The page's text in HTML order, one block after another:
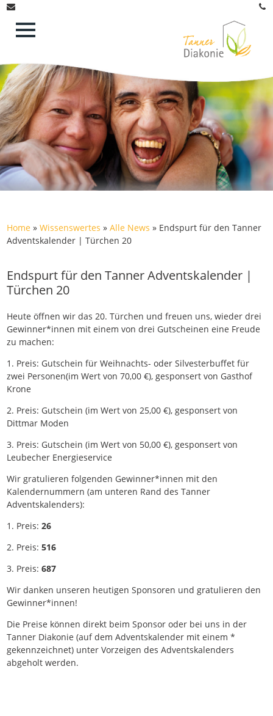
Home »Wissenswertes »Alle News » Endspurt für den Tanner
Adventskalender | Türchen 20
Endspurt für den Tanner Adventskalender |
Türchen 20
Heute öffnen wir das 20. Türchen und freuen uns, wieder drei
Gewinner*innen mit einem von drei Gutscheinen eine Freude
zu machen:
1. Preis: Gutschein für Weihnachts- oder Silvesterbuffet für
zwei Personen(im Wert von 70,00 €), gesponsert von Gasthof
Krone
2. Preis: Gutschein (im Wert von 25,00 €), gesponsert von
Dittmar Moden
3. Preis: Gutschein (im Wert von 50,00 €), gesponsert von
Leubecher Energieservice
Wir gratulieren folgenden Gewinner*innen mit den
Kalendernummern (am unteren Rand des Tanner
Adventskalenders):
1. Preis:26
2. Preis:516
3. Preis:687
Wir danken unseren heutigen Sponsoren und gratulieren den
Gewinner*innen!
Die Preise können direkt beim Sponsor oder bei uns in der
Tanner Diakonie (auf dem Adventskalender mit einem *
gekennzeichnet) unter Vorzeigen des Adventskalenders
abgeholt werden.